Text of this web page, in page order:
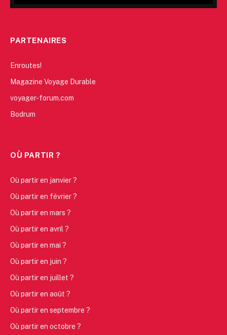
PARTENAIRES
Enroutes!
Magazine Voyage Durable
voyager-forum.com
Bodrum
OÙ PARTIR ?
Où partir en janvier ?
Où partir en février ?
Où partir en mars ?
Où partir en avril ?
Où partir en mai ?
Où partir en juin ?
Où partir en juillet ?
Où partir en août ?
Où partir en septembre ?
Où partir en octobre ?